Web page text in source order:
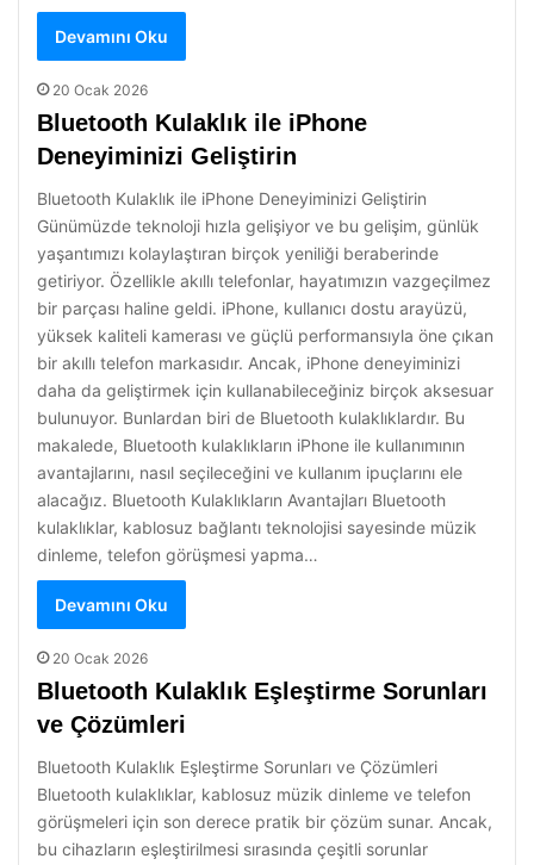
Devamını Oku
20 Ocak 2026
Bluetooth Kulaklık ile iPhone
Deneyiminizi Geliştirin
Bluetooth Kulaklık ile iPhone Deneyiminizi Geliştirin
Günümüzde teknoloji hızla gelişiyor ve bu gelişim, günlük
yaşantımızı kolaylaştıran birçok yeniliği beraberinde
getiriyor. Özellikle akıllı telefonlar, hayatımızın vazgeçilmez
bir parçası haline geldi. iPhone, kullanıcı dostu arayüzü,
yüksek kaliteli kamerası ve güçlü performansıyla öne çıkan
bir akıllı telefon markasıdır. Ancak, iPhone deneyiminizi
daha da geliştirmek için kullanabileceğiniz birçok aksesuar
bulunuyor. Bunlardan biri de Bluetooth kulaklıklardır. Bu
makalede, Bluetooth kulaklıkların iPhone ile kullanımının
avantajlarını, nasıl seçileceğini ve kullanım ipuçlarını ele
alacağız. Bluetooth Kulaklıkların Avantajları Bluetooth
kulaklıklar, kablosuz bağlantı teknolojisi sayesinde müzik
dinleme, telefon görüşmesi yapma…
Devamını Oku
20 Ocak 2026
Bluetooth Kulaklık Eşleştirme Sorunları
ve Çözümleri
Bluetooth Kulaklık Eşleştirme Sorunları ve Çözümleri
Bluetooth kulaklıklar, kablosuz müzik dinleme ve telefon
görüşmeleri için son derece pratik bir çözüm sunar. Ancak,
bu cihazların eşleştirilmesi sırasında çeşitli sorunlar